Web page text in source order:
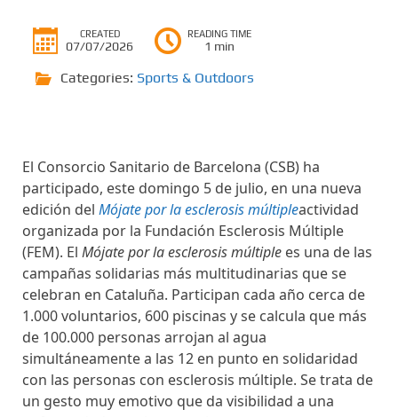
CREATED
07/07/2026
READING TIME
1 min
Categories: Sports & Outdoors
El Consorcio Sanitario de Barcelona (CSB) ha
participado, este domingo 5 de julio, en una nueva
edición del Mójate por la esclerosis múltipleactividad
organizada por la Fundación Esclerosis Múltiple
(FEM). El Mójate por la esclerosis múltiple es una de las
campañas solidarias más multitudinarias que se
celebran en Cataluña. Participan cada año cerca de
1.000 voluntarios, 600 piscinas y se calcula que más
de 100.000 personas arrojan al agua
simultáneamente a las 12 en punto en solidaridad
con las personas con esclerosis múltiple. Se trata de
un gesto muy emotivo que da visibilidad a una